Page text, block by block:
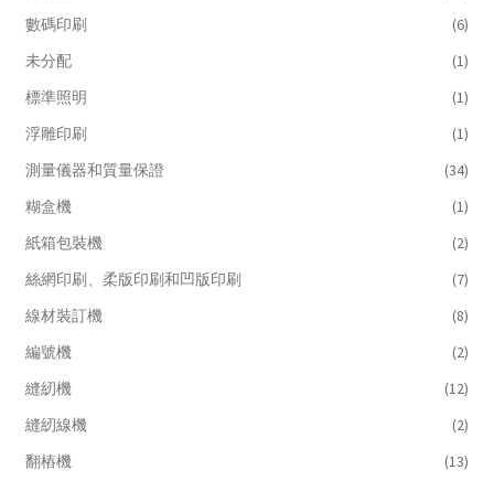
數碼印刷
(6)
未分配
(1)
標準照明
(1)
浮雕印刷
(1)
測量儀器和質量保證
(34)
糊盒機
(1)
紙箱包裝機
(2)
絲網印刷、柔版印刷和凹版印刷
(7)
線材裝訂機
(8)
編號機
(2)
縫紉機
(12)
縫紉線機
(2)
翻樁機
(13)